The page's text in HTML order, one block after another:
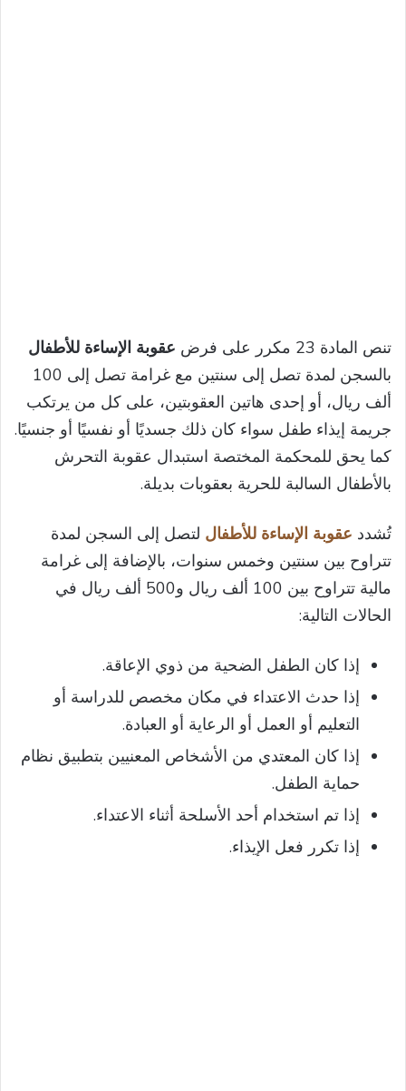
تنص المادة 23 مكرر على فرض
عقوبة الإساءة للأطفال
بالسجن لمدة تصل إلى سنتين مع غرامة تصل إلى 100
ألف ريال، أو إحدى هاتين العقوبتين، على كل من يرتكب
جريمة إيذاء طفل سواء كان ذلك جسديًا أو نفسيًا أو جنسيًا.
كما يحق للمحكمة المختصة استبدال عقوبة التحرش
بالأطفال السالبة للحرية بعقوبات بديلة.
تُشدد عقوبة الإساءة للأطفال لتصل إلى السجن لمدة
تتراوح بين سنتين وخمس سنوات، بالإضافة إلى غرامة
مالية تتراوح بين 100 ألف ريال و500 ألف ريال في
الحالات التالية:
إذا كان الطفل الضحية من ذوي الإعاقة.
إذا حدث الاعتداء في مكان مخصص للدراسة أو
التعليم أو العمل أو الرعاية أو العبادة.
إذا كان المعتدي من الأشخاص المعنيين بتطبيق نظام
حماية الطفل.
إذا تم استخدام أحد الأسلحة أثناء الاعتداء.
إذا تكرر فعل الإيذاء.